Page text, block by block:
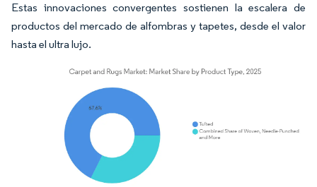
Estas innovaciones convergentes sostienen la escalera de
productos del mercado de alfombras y tapetes, desde el valor
hasta el ultra lujo.